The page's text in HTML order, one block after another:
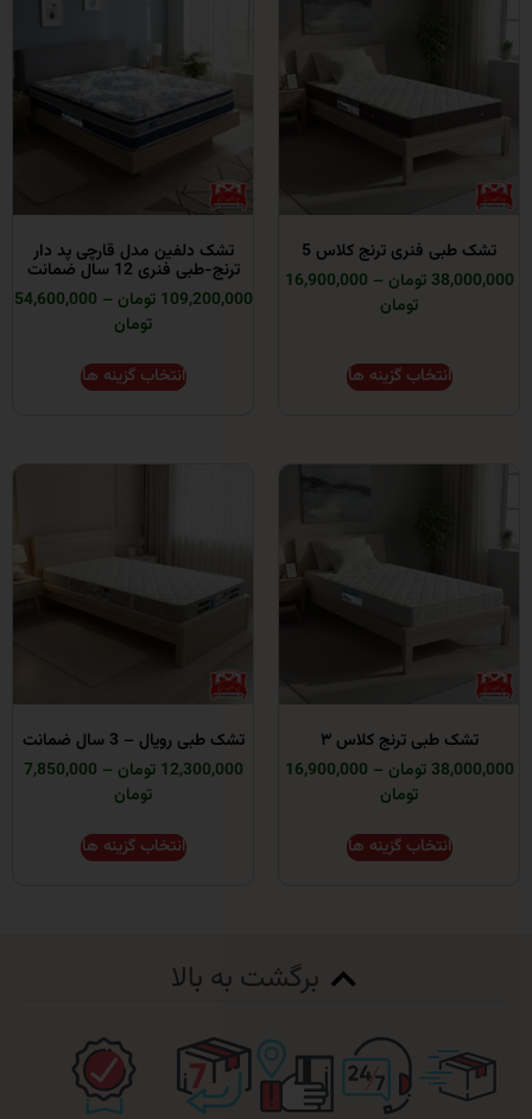
فنری ترنج کلاس 5
–
16,900,000
انتخاب گزینه ها
تشک دلفین مدل قارچی پد دار
ترنج-طبی فنری 12 سال ضمانت
109,200,000 تومان
–
54,600,000
انتخاب گزینه ها
ترنج کلاس ۳
–
16,900,000
انتخاب گزینه ها
تشک طبی رویال – 3 سال ضمانت
12,300,000 تومان
–
7,850,000
انتخاب گزینه ها
برگشت به بالا